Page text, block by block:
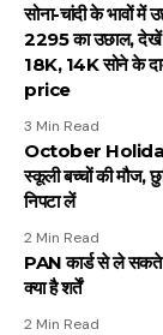
सोना-चांदी के भावों में
2295 का उछाल,
18K, 14K सोने के
price
3 Min Read
October Holidays
स्कूली बच्चों की मौज,
निपटा लें
2 Min Read
PAN कार्ड से ले सकते
क्या है शर्तें
2 Min Read